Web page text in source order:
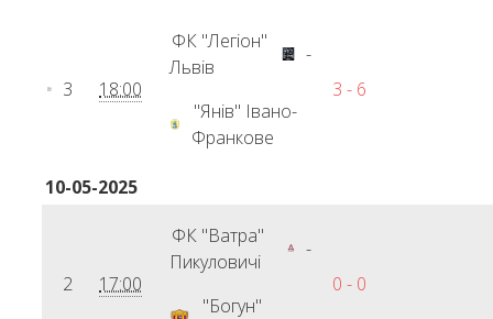
3 18:00
ФК "Легіон"
Львів
-
"Янів" Івано-
Франкове
3 - 6
10-05-2025
2 17:00
ФК "Ватра"
Пикуловичі
-
"Богун"
0 - 0